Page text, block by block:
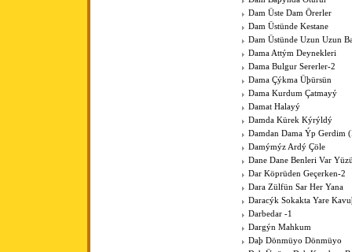
Dam Üste Dam Örerler
Dam Üstünde Kestane
Dam Üstünde Uzun Uzun
Dama Attým Deynekleri
Dama Bulgur Sererler-2
Dama Çýkma Üþürsün
Dama Kurdum Çatmayý
Damat Halayý
Damda Kürek Kýrýldý
Damdan Dama Ýp Gerdim
Damýmýz Ardý Çöle
Dane Dane Benleri Var
Dar Köprüden Geçerken-2
Dara Zülfün Sar Her Yana
Daracýk Sokakta Yare
Darbedar -1
Dargýn Mahkum
Daþ Dönmüyo Dönmüyo